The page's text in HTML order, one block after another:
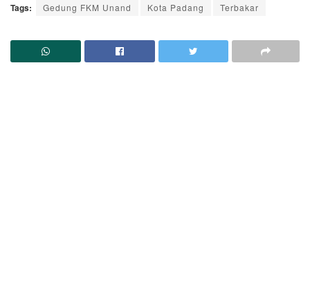
Tags: Gedung FKM Unand Kota Padang Terbakar